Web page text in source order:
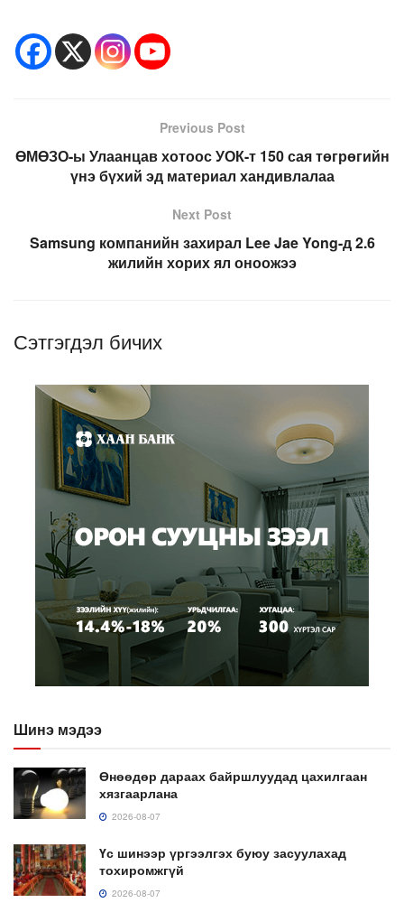
Previous Post
ӨМӨЗО-ы Улаанцав хотоос УОК-т 150 сая төгрөгийн
үнэ бүхий эд материал хандивлалаа
Next Post
Samsung компанийн захирал Lee Jae Yong-д 2.6
жилийн хорих ял оноожээ
Сэтгэгдэл бичих
Шинэ мэдээ
Өнөөдөр дараах байршлуудад цахилгаан
хязгаарлана
2026-08-07
Үс шинээр үргээлгэх буюу засуулахад
тохиромжгүй
2026-08-07